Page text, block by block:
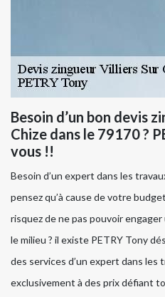
Besoin d’un bon devis
Chize dans le 79170 ?
vous !!
Besoin d’un expert dans les
pensez qu’à cause de votre
risquez de ne pas pouvoir
le milieu ? il existe PETRY Tony
des services d’un expert dans les
exclusivement à des prix défiant